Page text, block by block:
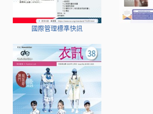
國際管理標準快訊